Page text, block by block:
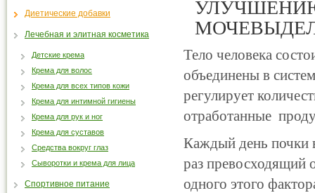
Тело человека
объединены в
регулирует
отработанные
Каждый день почки
раз превосходящий
одного этого
Диетические добавки
Лечебная и элитная косметика
Детские крема
Крема для волос
Крема для всех типов кожи
Крема для интимной гигиены
Крема для рук и ног
Крема для суставов
Средства вокруг глаз
Сыворотки и крема для лица
Спортивное питание